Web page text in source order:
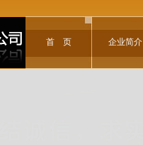
首 页 企业简介